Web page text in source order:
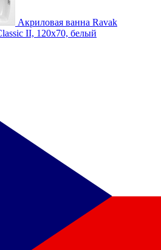
Акриловая ванна Ravak
II, 120x70, белый